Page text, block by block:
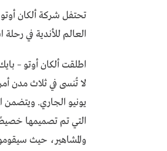
تحتفل شركة ألكان
العالم للأندية في رحلة
اطلقت ألكان أوتو –
لا تُنسى في ثلاث مدن
يونيو الجاري. ويتضمن
التي تم تصميمها
والمشاهير، حيث